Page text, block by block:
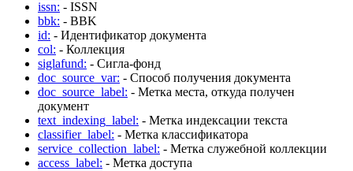
issn: - ISSN
bbk: - BBK
id: - Идентификатор документа
col: - Коллекция
siglafund: - Сигла-фонд
doc_source_var: - Способ получения документа
doc_source_label: - Метка места, откуда получен
документ
text_indexing_label: - Метка индексации текста
classifier_label: - Метка классификатора
service_collection_label: - Метка служебной коллекции
access_label: - Метка доступа